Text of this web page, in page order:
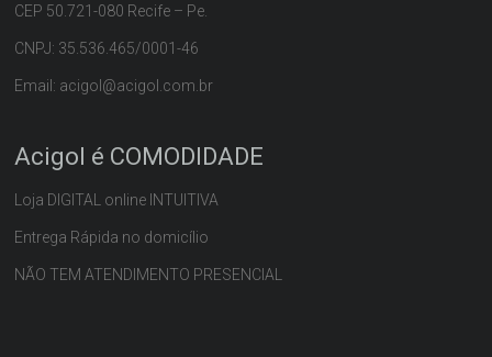
CEP 50.721-080 Recife – Pe.
CNPJ: 35.536.465/0001-46
Email: acigol@acigol.com.br
Acigol é COMODIDADE
Loja DIGITAL online INTUITIVA
Entrega Rápida no domicílio
NÃO TEM ATENDIMENTO PRESENCIAL